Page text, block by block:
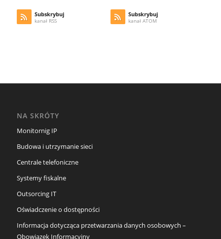
Subskrybuj
kanał RSS
Subskrybuj
kanał ATOM
NA SKRÓTY
Monitornig IP
Budowa i utrzymanie sieci
Centrale telefoniczne
Systemy fiskalne
Outsorcing IT
Oświadczenie o dostępności
Informacja dotycząca przetwarzania danych osobowych –
Obowiązek Informacyjny